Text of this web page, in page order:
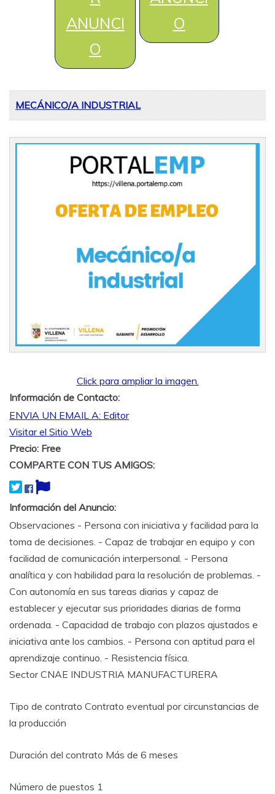
ANUNCI
O
O
MECÁNICO/A INDUSTRIAL
Click para ampliar la imagen.
Información de Contacto:
ENVIA UN EMAIL A: Editor
Visitar el Sitio Web
Precio: Free
COMPARTE CON TUS AMIGOS:
Información del Anuncio:
Observaciones - Persona con iniciativa y facilidad para la
toma de decisiones. - Capaz de trabajar en equipo y con
facilidad de comunicación interpersonal. - Persona
analítica y con habilidad para la resolución de problemas. -
Con autonomía en sus tareas diarias y capaz de
establecer y ejecutar sus prioridades diarias de forma
ordenada. - Capacidad de trabajo con plazos ajustados e
iniciativa ante los cambios. - Persona con aptitud para el
aprendizaje continuo. - Resistencia física.
Sector CNAE INDUSTRIA MANUFACTURERA
Tipo de contrato Contrato eventual por circunstancias de
la producción
Duración del contrato Más de 6 meses
Número de puestos 1